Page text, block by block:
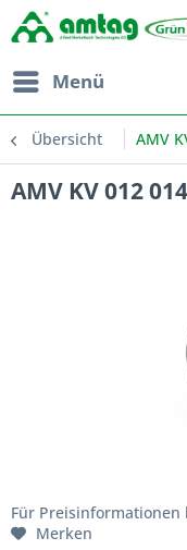
Menü
Übersicht AMV
AMV KV 012
Für Preisinformationen
Merken